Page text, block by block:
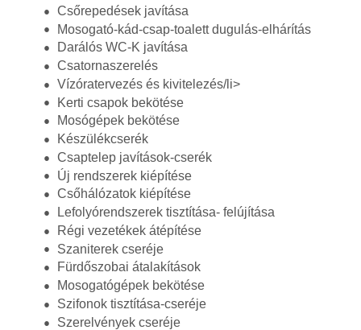
Csőrepedések javítása
Mosogató-kád-csap-toalett dugulás-elhárítás
Darálós WC-K javítása
Csatornaszerelés
Vízóratervezés és kivitelezés/li>
Kerti csapok bekötése
Mosógépek bekötése
Készülékcserék
Csaptelep javítások-cserék
Új rendszerek kiépítése
Csőhálózatok kiépítése
Lefolyórendszerek tisztítása- felújítása
Régi vezetékek átépítése
Szaniterek cseréje
Fürdőszobai átalakítások
Mosogatógépek bekötése
Szifonok tisztítása-cseréje
Szerelvények cseréje